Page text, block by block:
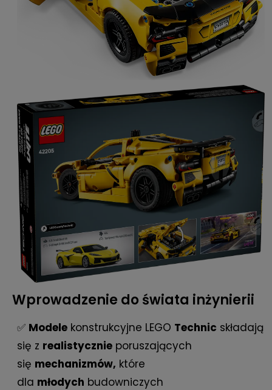
Wprowadzenie do świata inżynierii
✅ Modele konstrukcyjne LEGO Technic składają
się z realistycznie poruszających
się mechanizmów, które
dla młodych budowniczych